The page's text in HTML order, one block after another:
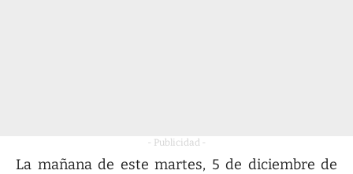
- Publicidad -
La mañana de este martes, 5 de diciembre de